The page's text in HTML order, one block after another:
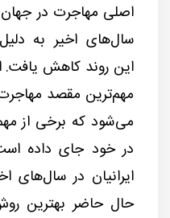
اصلی مهاجرت در جهان
سال‌های اخیر به
این روند کاهش یافت.
مهم‌ترین مقصد
می‌شود که برخی از
در خود جای داده
ایرانیان در
حال حاضر بهترین